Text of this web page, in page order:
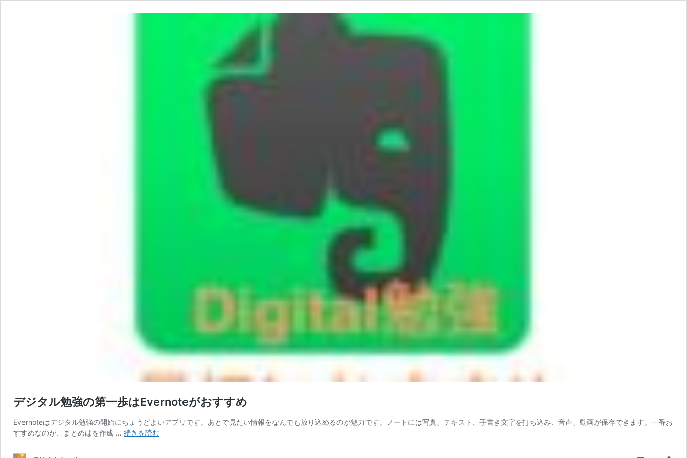
デジタル勉強の第一歩はEvernoteがおすすめ
Evernoteはデジタル勉強の開始にちょうどよいアプリです。あとで見たい情報をなんでも放り込めるのが魅力です。ノートには写真、テキスト、手書き文字を打ち込み、音声、動画が保存できます。一番お
すすめなのが、まとめはを作成 … 続きを読むデ